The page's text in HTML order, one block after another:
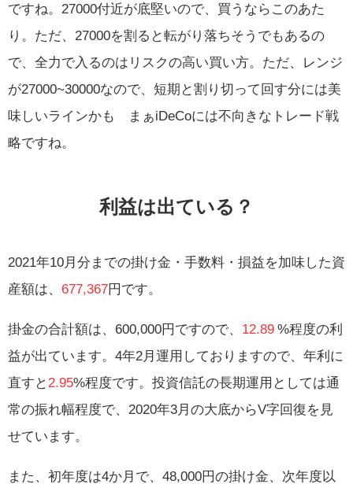
ですね。27000付近が底堅いので、買うならこのあた
り。ただ、27000を割ると転がり落ちそうでもあるの
で、全力で入るのはリスクの高い買い方。ただ、レンジ
が27000~30000なので、短期と割り切って回す分には美
味しいラインかも まぁiDeCoには不向きなトレード戦
略ですね。
利益は出ている？
2021年10月分までの掛け金・手数料・損益を加味した資
産額は、 677,367円です。
掛金の合計額は、600,000円ですので、 12.89 %程度の利
益が出ています。4年2月運用しておりますので、年利に
直すと 2.95%程度です。投資信託の長期運用としては通
常の振れ幅程度で、2020年3月の大底からV字回復を見
せています。
また、初年度は4か月で、48,000円の掛け金、次年度以